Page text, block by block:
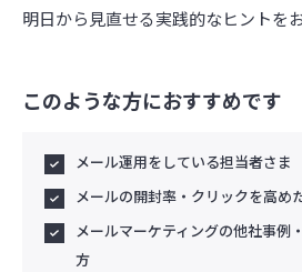
明日から見直せる実践的なヒントを
このような方におすすめです
メール運用をしている担当者さま
メールの開封率・クリックを高め
メールマーケティングの他社事例
方